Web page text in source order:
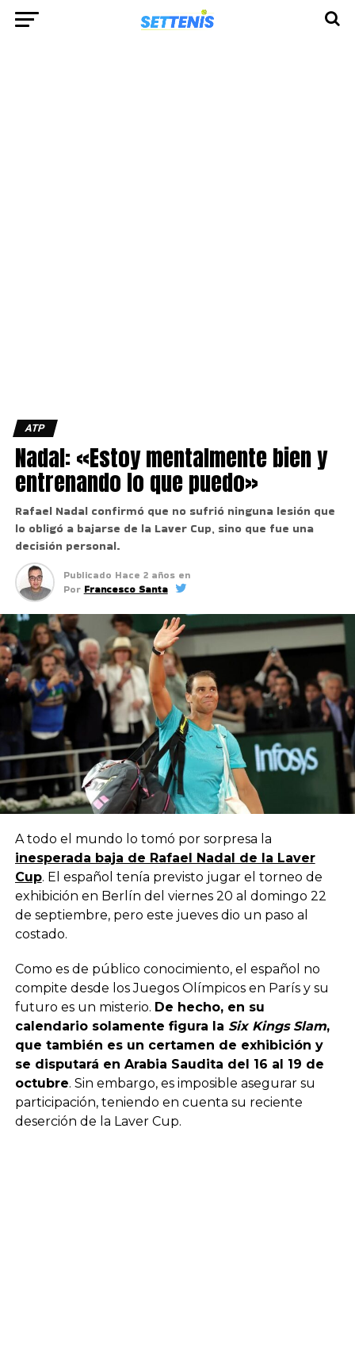
ATP
Nadal: «Estoy mentalmente bien y
entrenando lo que puedo»
Rafael Nadal confirmó que no sufrió ninguna lesión que
lo obligó a bajarse de la Laver Cup, sino que fue una
decisión personal.
Publicado Hace 2 años en
Por Francesco Santa
A todo el mundo lo tomó por sorpresa la
inesperada baja de Rafael Nadal de la Laver
Cup. El español tenía previsto jugar el torneo de
exhibición en Berlín del viernes 20 al domingo 22
de septiembre, pero este jueves dio un paso al
costado.
Como es de público conocimiento, el español no
compite desde los Juegos Olímpicos en París y su
futuro es un misterio. De hecho, en su
calendario solamente figura la Six Kings Slam,
que también es un certamen de exhibición y
se disputará en Arabia Saudita del 16 al 19 de
octubre. Sin embargo, es imposible asegurar su
participación, teniendo en cuenta su reciente
deserción de la Laver Cup.